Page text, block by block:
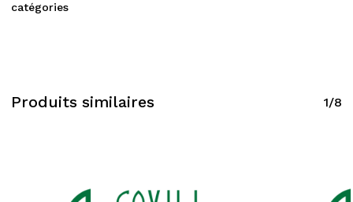
catégories
Produits similaires 1/8